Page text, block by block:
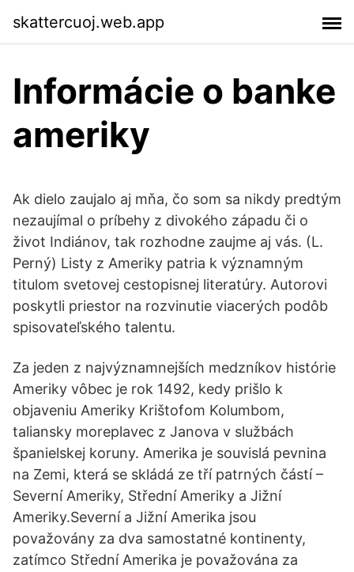
skattercuoj.web.app
Informácie o banke
ameriky
Ak dielo zaujalo aj mňa, čo som sa nikdy predtým
nezaujímal o príbehy z divokého západu či o
život Indiánov, tak rozhodne zaujme aj vás. (L.
Perný) Listy z Ameriky patria k významným
titulom svetovej cestopisnej literatúry. Autorovi
poskytli priestor na rozvinutie viacerých podôb
spisovateľského talentu.
Za jeden z najvýznamnejších medzníkov histórie
Ameriky vôbec je rok 1492, kedy prišlo k
objaveniu Ameriky Krištofom Kolumbom,
taliansky moreplavec z Janova v službách
španielskej koruny. Amerika je souvislá pevnina
na Zemi, která se skládá ze tří patrných částí –
Severní Ameriky, Střední Ameriky a Jižní
Ameriky.Severní a Jižní Amerika jsou
považovány za dva samostatné kontinenty,
zatímco Střední Amerika je považována za